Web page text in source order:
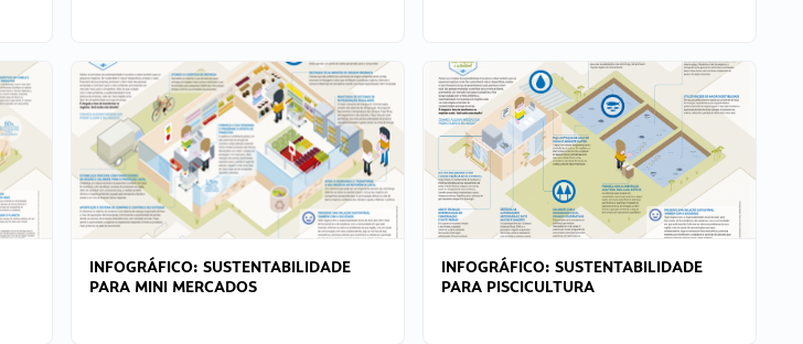
INFOGRÁFICO: SUSTENTABILIDADE
PARA MINI MERCADOS
INFOGRÁFICO: SUSTENTABILIDADE
PARA PISCICULTURA